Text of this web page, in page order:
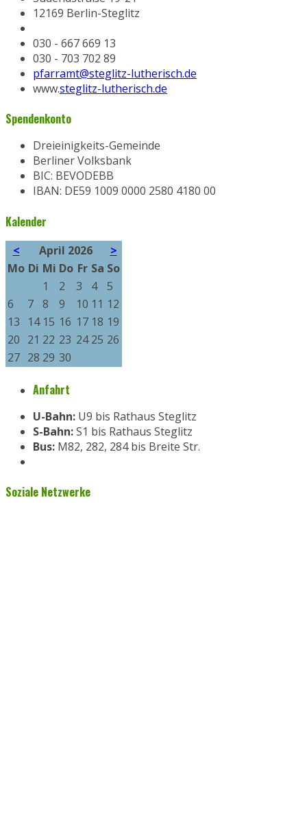
12169 Berlin-Steglitz
030 - 667 669 13
030 - 703 702 89
pfarramt@steglitz-lutherisch.de
www.steglitz-lutherisch.de
Spendenkonto
Dreieinigkeits-Gemeinde
Berliner Volksbank
BIC: BEVODEBB
IBAN: DE59 1009 0000 2580 4180 00
Kalender
< April 2026
>
Mo Di Mi Do Fr Sa So
1
2 3 4
5
6
7 8 9 10 11 12
13
14 15 16 17 18 19
20 21 22 23 24 25 26
27 28 29 30
Anfahrt
U-Bahn: U9 bis Rathaus Steglitz
S-Bahn:S1 bis Rathaus Steglitz
Bus: M82, 282, 284 bis Breite Str.
Soziale Netzwerke